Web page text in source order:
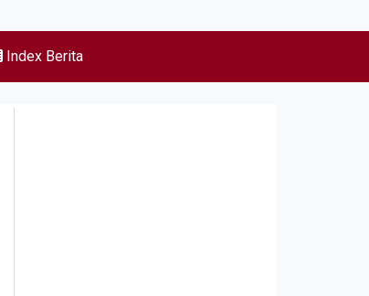
Index Berita